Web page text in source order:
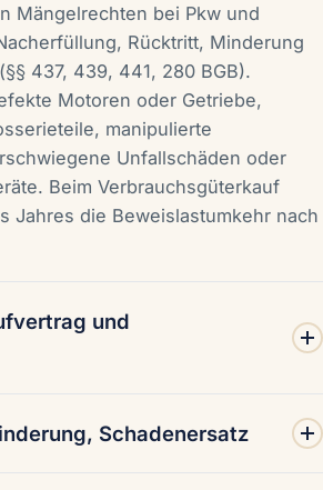
Mängelrechten bei Pkw und
Rücktritt, Minderung
437, 439, 441, 280 BGB).
Motoren oder Getriebe,
manipulierte
Unfallschäden oder
Beim Verbrauchsgüterkauf
Jahres die Beweislastumkehr nach
und
437 Nr. 2, 323 BGB),
Schadenersatz